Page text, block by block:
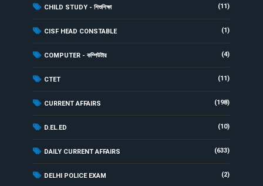
CHILD STUDY - শিশুশিক্ষা (11)
CISF HEAD CONSTABLE (1)
COMPUTER - কম্পিউটার (4)
CTET (11)
CURRENT AFFAIRS (198)
D.EL.ED (10)
DAILY CURRENT AFFAIRS (633)
DELHI POLICE EXAM (2)